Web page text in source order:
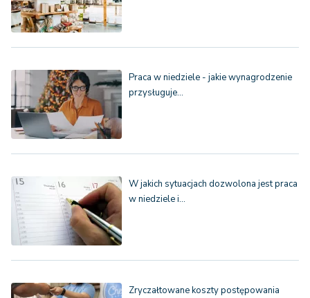
Praca w niedziele - jakie wynagrodzenie
przysługuje…
W jakich sytuacjach dozwolona jest praca
w niedziele i…
Zryczałtowane koszty postępowania